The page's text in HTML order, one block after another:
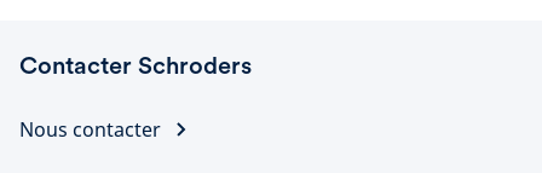
Contacter Schroders
Nous contacter